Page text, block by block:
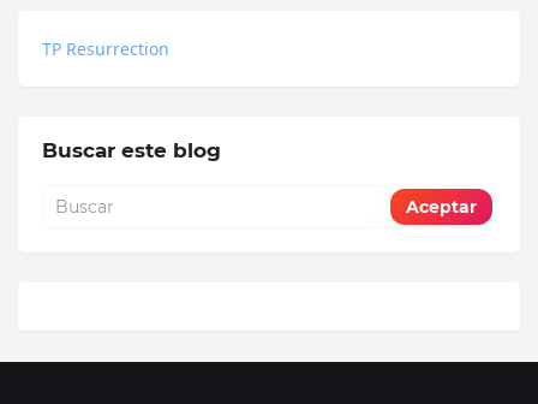
TP Resurrection
Buscar este blog